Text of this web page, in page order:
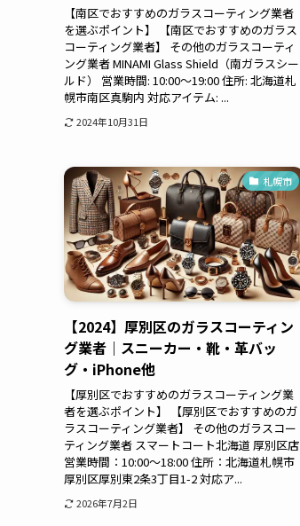
【南区でおすすめのガラスコーティング業者
を選ぶポイント】 【南区でおすすめのガラス
コーティング業者】 その他のガラスコーティ
ング業者 MINAMI Glass Shield（南ガラスシー
ルド） 営業時間: 10:00〜19:00 住所: 北海道札
幌市南区真駒内 対応アイテム: ...
2024年10月31日
札幌市
【2024】厚別区のガラスコーティン
グ業者｜スニーカー・靴・革バッ
グ・iPhone他
【厚別区でおすすめのガラスコーティング業
者を選ぶポイント】 【厚別区でおすすめのガ
ラスコーティング業者】 その他のガラスコー
ティング業者 スマートコート北海道 厚別区店
営業時間：10:00～18:00 住所：北海道札幌市
厚別区厚別東2条3丁目1-2 対応ア...
2026年7月2日